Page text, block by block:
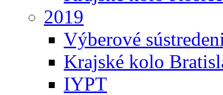
2019
Výberové
Krajské kolo
IYPT